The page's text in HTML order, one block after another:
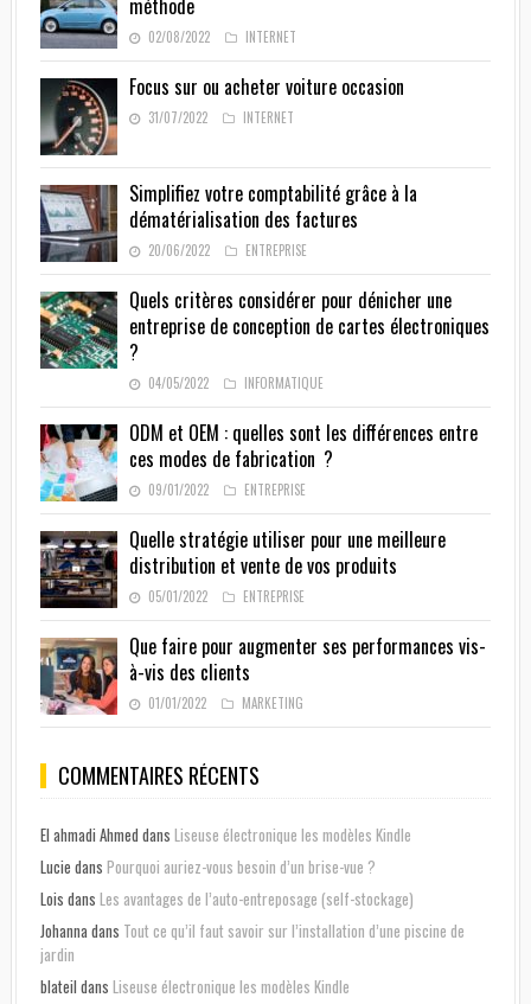
02/08/2022 INTERNET
Focus sur ou acheter voiture occasion
31/07/2022 INTERNET
Simplifiez votre comptabilité grâce à la
dématérialisation des factures
20/06/2022 ENTREPRISE
Quels critères considérer pour dénicher une
entreprise de conception de cartes électroniques
?
04/05/2022 INFORMATIQUE
ODM et OEM : quelles sont les différences entre
ces modes de fabrication ?
09/01/2022 ENTREPRISE
Quelle stratégie utiliser pour une meilleure
distribution et vente de vos produits
05/01/2022 ENTREPRISE
Que faire pour augmenter ses performances vis-
à-vis des clients
01/01/2022 MARKETING
COMMENTAIRES RÉCENTS
El ahmadi Ahmed dans Liseuse électronique les modèles Kindle
Lucie dans Pourquoi auriez-vous besoin d’un brise-vue ?
Lois dans Les avantages de l’auto-entreposage (self-stockage)
Johanna dans Tout ce qu’il faut savoir sur l’installation d’une piscine de
jardin
blateil dans Liseuse électronique les modèles Kindle